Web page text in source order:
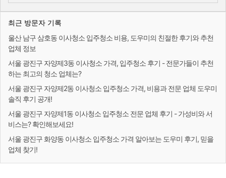
최근 방문자 기록
울산 남구 삼호동 이사청소 입주청소 비용, 도우미의 친절한 후기와 추천
업체 정보
서울 광진구 자양제3동 이사청소 가격, 입주청소 후기 - 전문가들이 추천
하는 최고의 청소 업체는?
서울 광진구 자양제2동 이사청소 입주청소 가격, 비용과 전문 업체 도우미
솔직 후기 공개!
서울 광진구 자양제1동 이사청소 입주청소 전문 업체 후기 - 가성비와 서
비스는? 확인해보세요!
서울 광진구 화양동 이사청소 입주청소 가격 알아보는 도우미 후기, 믿을
업체 찾기!